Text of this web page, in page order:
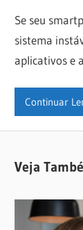
Se seu
sistema
aplicativos e
Continuar
Veja